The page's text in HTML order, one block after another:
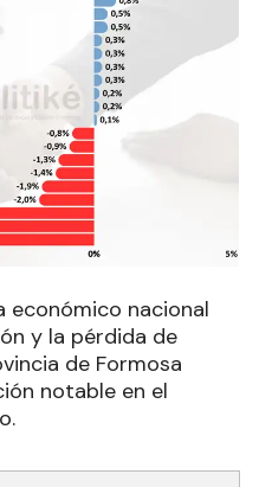
económico nacional
y la pérdida de
de Formosa
notable en el